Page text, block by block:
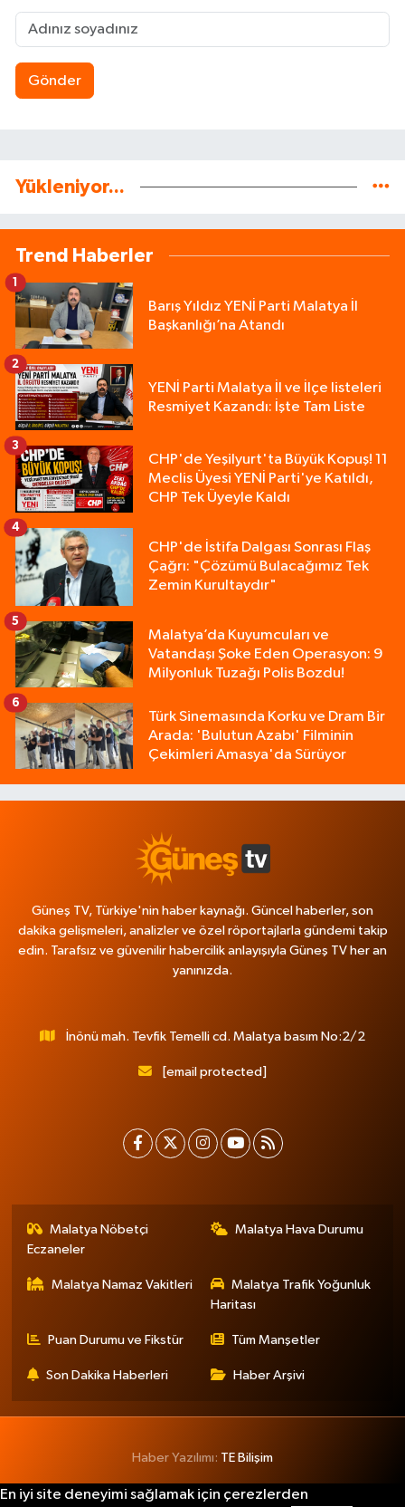
Gönder
Yükleniyor...
Trend Haberler
Barış Yıldız YENİ Parti Malatya İl
Başkanlığı’na Atandı
1
YENİ Parti Malatya İl ve İlçe listeleri
Resmiyet Kazandı: İşte Tam Liste
2
CHP'de Yeşilyurt'ta Büyük Kopuş! 11
Meclis Üyesi YENİ Parti'ye Katıldı,
CHP Tek Üyeyle Kaldı
3
CHP'de İstifa Dalgası Sonrası Flaş
Çağrı: "Çözümü Bulacağımız Tek
Zemin Kurultaydır"
4
Malatya’da Kuyumcuları ve
Vatandaşı Şoke Eden Operasyon: 9
Milyonluk Tuzağı Polis Bozdu!
5
Türk Sinemasında Korku ve Dram Bir
Arada: 'Bulutun Azabı' Filminin
Çekimleri Amasya'da Sürüyor
6
Güneş TV, Türkiye'nin haber kaynağı. Güncel haberler, son
dakika gelişmeleri, analizler ve özel röportajlarla gündemi takip
edin. Tarafsız ve güvenilir habercilik anlayışıyla Güneş TV her an
yanınızda.
İnönü mah. Tevfik Temelli cd. Malatya basım No:2/2
[email protected]
Malatya Nöbetçi
Eczaneler
Malatya Hava Durumu
Malatya Namaz Vakitleri
Malatya Trafik Yoğunluk
Haritası
Puan Durumu ve Fikstür Tüm Manşetler
Son Dakika Haberleri Haber Arşivi
Haber Yazılımı: TE Bilişim
En iyi site deneyimi sağlamak için çerezlerden